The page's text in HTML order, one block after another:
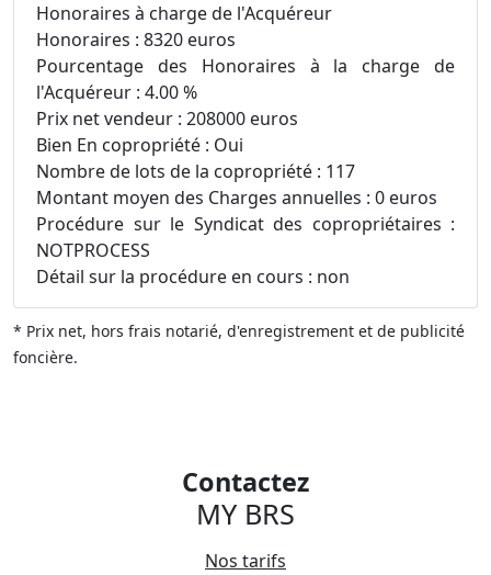
Honoraires à charge de l'Acquéreur
Honoraires : 8320 euros
Pourcentage des Honoraires à la charge de
l'Acquéreur : 4.00 %
Prix net vendeur : 208000 euros
Bien En copropriété : Oui
Nombre de lots de la copropriété : 117
Montant moyen des Charges annuelles : 0 euros
Procédure sur le Syndicat des copropriétaires :
NOTPROCESS
Détail sur la procédure en cours : non
* Prix net, hors frais notarié, d'enregistrement et de publicité
foncière.
Contactez
MY BRS
Nos tarifs